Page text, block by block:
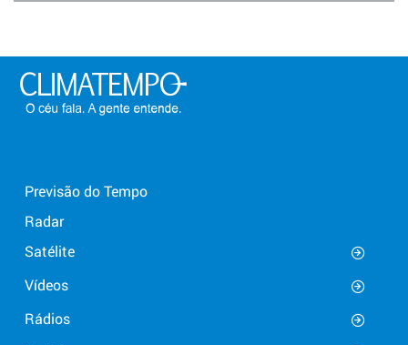
Previsão do Tempo
Radar
Satélite
Vídeos
Rádios